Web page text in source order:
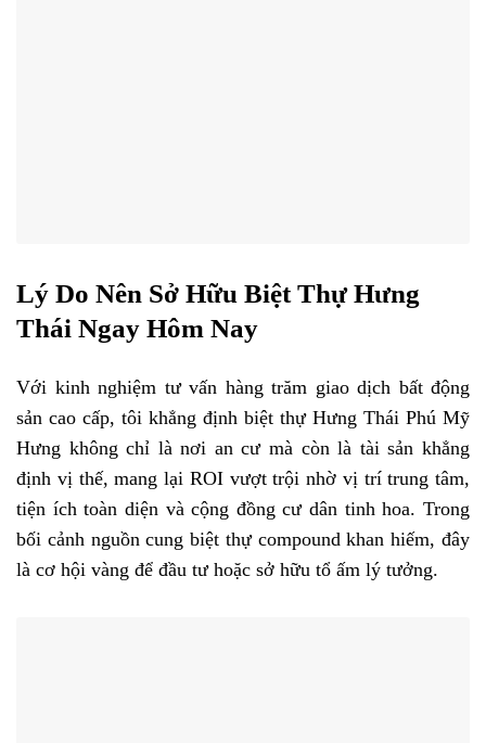
Lý Do Nên Sở Hữu Biệt Thự Hưng
Thái Ngay Hôm Nay
Với kinh nghiệm tư vấn hàng trăm giao dịch bất động
sản cao cấp, tôi khẳng định biệt thự Hưng Thái Phú Mỹ
Hưng không chỉ là nơi an cư mà còn là tài sản khẳng
định vị thế, mang lại ROI vượt trội nhờ vị trí trung tâm,
tiện ích toàn diện và cộng đồng cư dân tinh hoa. Trong
bối cảnh nguồn cung biệt thự compound khan hiếm, đây
là cơ hội vàng để đầu tư hoặc sở hữu tổ ấm lý tưởng.